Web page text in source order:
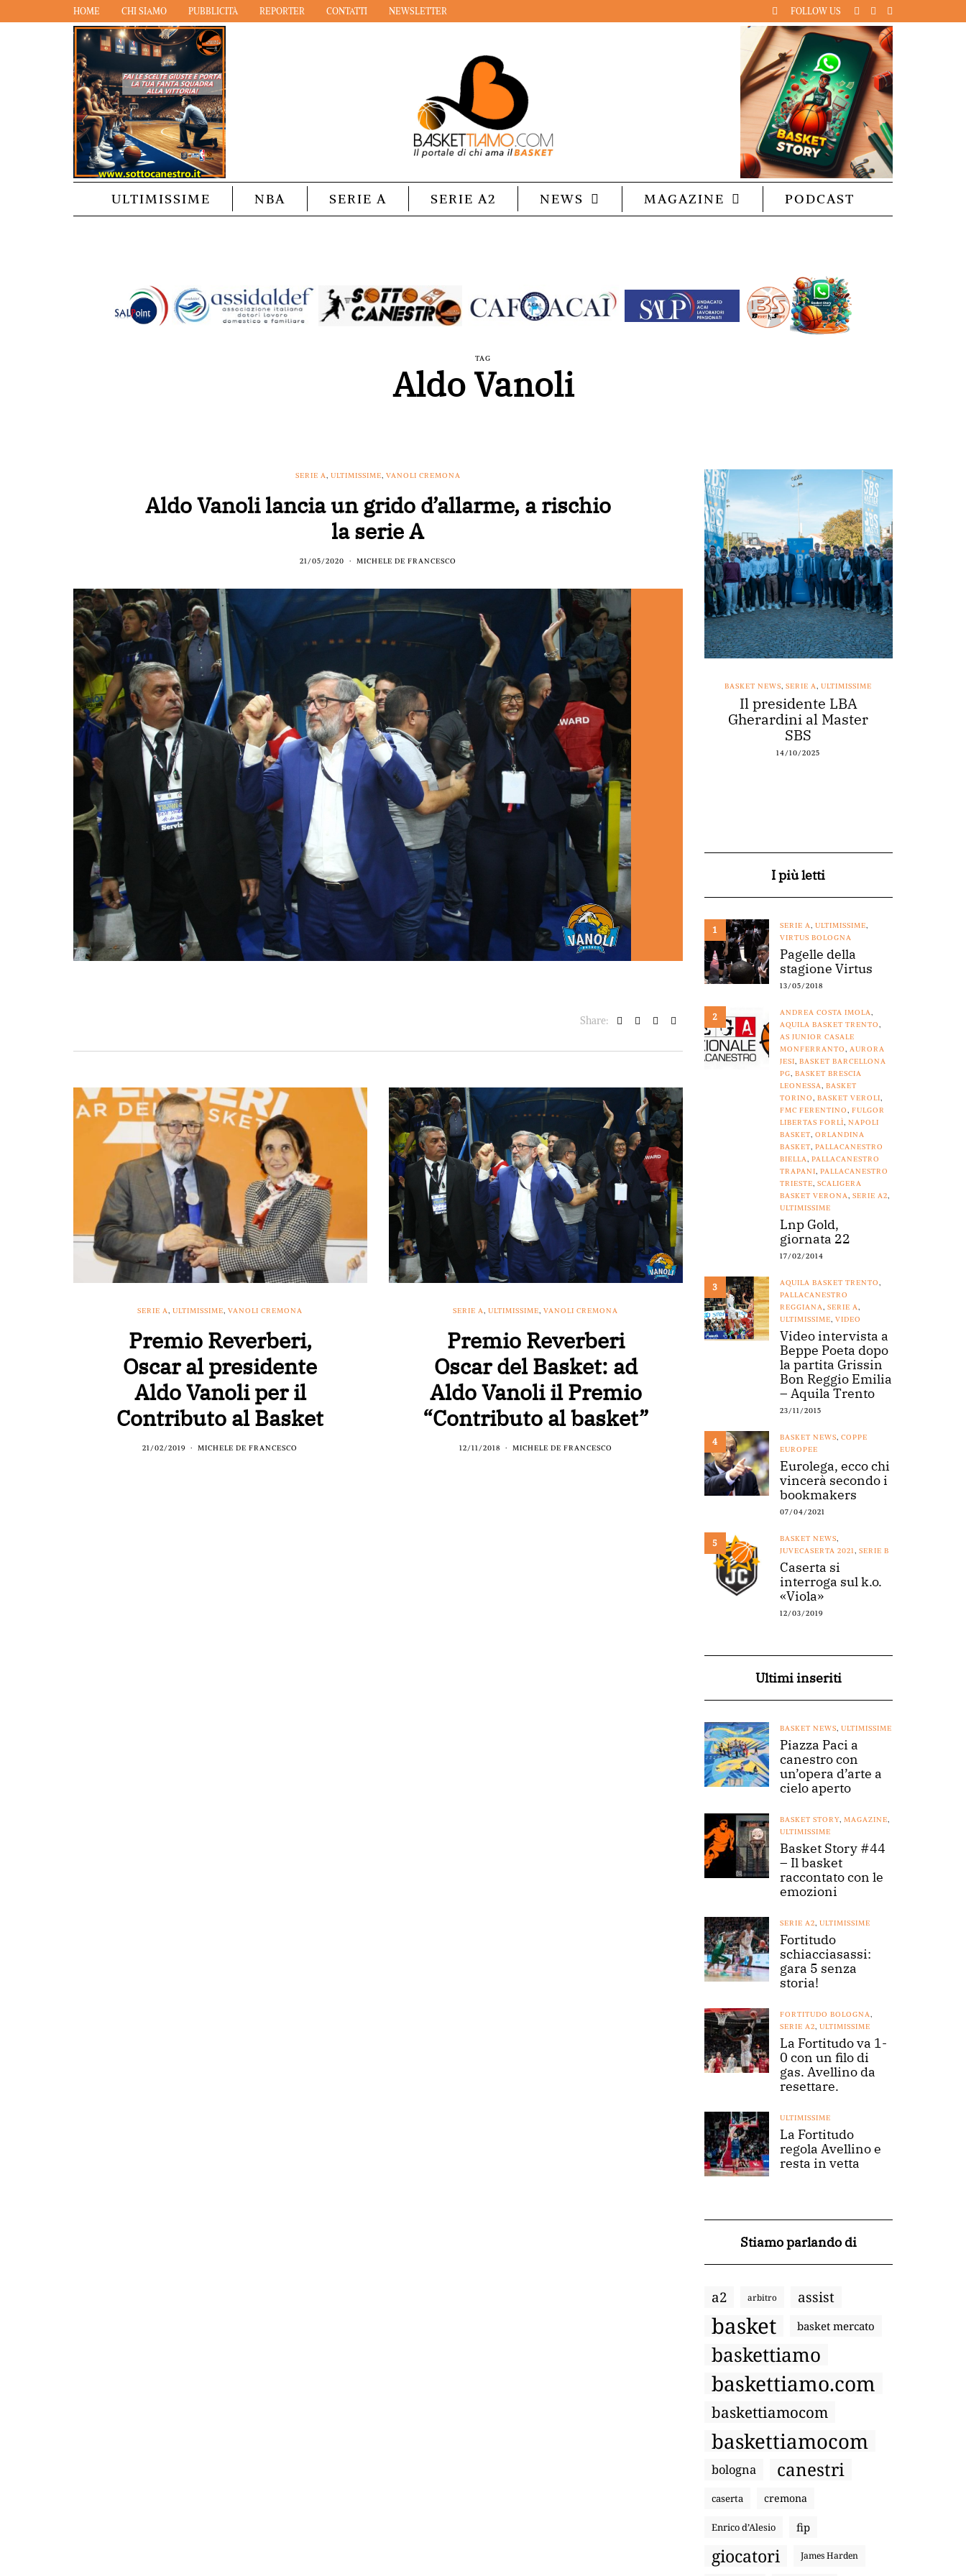
HOME CHI SIAMO PUBBLICITÀ REPORTER CONTATTI NEWSLETTER FOLLOW US
ULTIMISSIME NBA SERIE A SERIE A2 NEWS MAGAZINE PODCAST
TAG
Aldo Vanoli
SERIE A, ULTIMISSIME, VANOLI CREMONA
Aldo Vanoli lancia un grido d’allarme, a rischio
la serie A
21/05/2020 MICHELE DE FRANCESCO
Share:
SERIE A,ULTIMISSIME,VANOLI CREMONA
Premio Reverberi,
Oscar al presidente
Aldo Vanoli per il
Contributo al Basket
21/02/2019 MICHELE DE FRANCESCO
SERIE A,ULTIMISSIME,VANOLI CREMONA
Premio Reverberi
Oscar del Basket: ad
Aldo Vanoli il Premio
“Contributo al basket”
12/11/2018 MICHELE DE FRANCESCO
BASKET TORINO ,BENEDETTO XIV CENTO,
BERGAMO BASKET 2014,FORLÌ
PALLACANESTRO 2.015
FORTITUDO BOLOGNA,
NEW BASKET BRINDISI,PISTOIA BASKET,
ROSETO , SCAFATI BASKET 1969,SCALIGERA
BASKET VERONA
SCANDONE AVELLINO,SERIE
A2,URANIA MILANO ,VUELLE PESARO
Serie A2, le protagoniste
della stagione 2025-26
08/08/2025
BASKET NEWS ULTIMISSIME
Alla Roig Arena di
Valencia arriva «The
Eye»
14/07/2025
BASKET NEWS, ULTIMISSIME
Piazza Paci a canestro
con un’opera d’arte a
cielo aperto
17/06/2026
BASKET NEWS,SERIE A,ULTIMISSIME
Il presidente LBA
Gherardini al Master
SBS
14/10/2025
I più letti
1 SERIE A, ULTIMISSIME,
VIRTUS BOLOGNA
Pagelle della
stagione Virtus
13/05/2018
2 ANDREA COSTA IMOLA,
AQUILA BASKET TRENTO,
AS JUNIOR CASALE
MONFERRANTO, AURORA
JESI, BASKET BARCELLONA
PG, BASKET BRESCIA
LEONESSA, BASKET
TORINO, BASKET VEROLI,
FMC FERENTINO, FULGOR
LIBERTAS FORLÌ, NAPOLI
BASKET, ORLANDINA
BASKET, PALLACANESTRO
BIELLA, PALLACANESTRO
TRAPANI, PALLACANESTRO
TRIESTE, SCALIGERA
BASKET VERONA, SERIE A2,
ULTIMISSIME
Lnp Gold,
giornata 22
17/02/2014
3 AQUILA BASKET TRENTO,
PALLACANESTRO
REGGIANA, SERIE A,
ULTIMISSIME, VIDEO
Video intervista a
Beppe Poeta dopo
la partita Grissin
Bon Reggio Emilia
– Aquila Trento
23/11/2015
4 BASKET NEWS, COPPE
EUROPEE
Eurolega, ecco chi
vincerà secondo i
bookmakers
07/04/2021
5 BASKET NEWS,
JUVECASERTA 2021, SERIE B
Caserta si
interroga sul k.o.
«Viola»
12/03/2019
Ultimi inseriti
BASKET NEWS, ULTIMISSIME
Piazza Paci a
canestro con
un’opera d’arte a
cielo aperto
BASKET STORY, MAGAZINE,
ULTIMISSIME
Basket Story #44
– Il basket
raccontato con le
emozioni
SERIE A2, ULTIMISSIME
Fortitudo
schiacciasassi:
gara 5 senza
storia!
FORTITUDO BOLOGNA,
SERIE A2, ULTIMISSIME
La Fortitudo va 1-
0 con un filo di
gas. Avellino da
resettare.
ULTIMISSIME
La Fortitudo
regola Avellino e
resta in vetta
Stiamo parlando di
a2 arbitro assist
basket basket mercato
baskettiamo
baskettiamo.com
baskettiamocom
baskettiamocom
bologna canestri
caserta cremona
Enrico d’Alesio fip
giocatori James Harden